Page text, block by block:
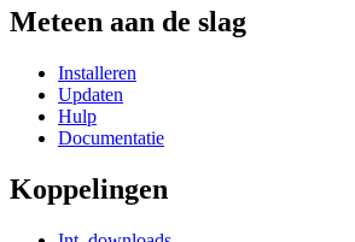
Meteen aan de slag
Installeren
Updaten
Hulp
Documentatie
Koppelingen